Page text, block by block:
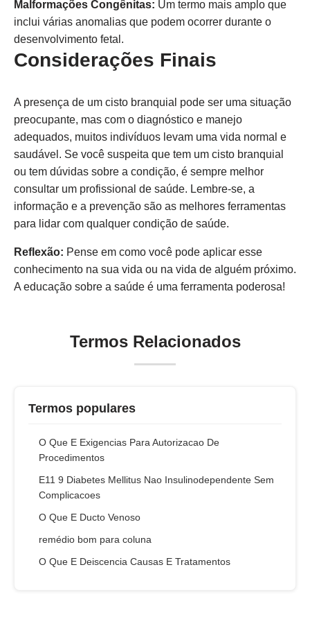
Malformações Congênitas: Um termo mais amplo que
inclui várias anomalias que podem ocorrer durante o
desenvolvimento fetal.
Considerações Finais
A presença de um cisto branquial pode ser uma situação
preocupante, mas com o diagnóstico e manejo
adequados, muitos indivíduos levam uma vida normal e
saudável. Se você suspeita que tem um cisto branquial
ou tem dúvidas sobre a condição, é sempre melhor
consultar um profissional de saúde. Lembre-se, a
informação e a prevenção são as melhores ferramentas
para lidar com qualquer condição de saúde.
Reflexão: Pense em como você pode aplicar esse
conhecimento na sua vida ou na vida de alguém próximo.
A educação sobre a saúde é uma ferramenta poderosa!
Termos Relacionados
Termos populares
O Que E Exigencias Para Autorizacao De
Procedimentos
E11 9 Diabetes Mellitus Nao Insulinodependente Sem
Complicacoes
O Que E Ducto Venoso
remédio bom para coluna
O Que E Deiscencia Causas E Tratamentos